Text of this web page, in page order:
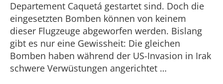
Departement Caquetá gestartet sind. Doch die
eingesetzten Bomben können von keinem
dieser Flugzeuge abgeworfen werden. Bislang
gibt es nur eine Gewissheit: Die gleichen
Bomben haben während der US-Invasion in Irak
schwere Verwüstungen angerichtet …